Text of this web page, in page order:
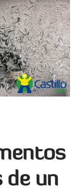
un